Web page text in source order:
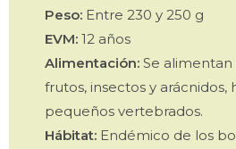
Peso: Entre 230 y 250 g
EVM: 12 años
Alimentación: Se alimentan
frutos, insectos y arácnidos,
pequeños vertebrados.
Hábitat: Endémico de los